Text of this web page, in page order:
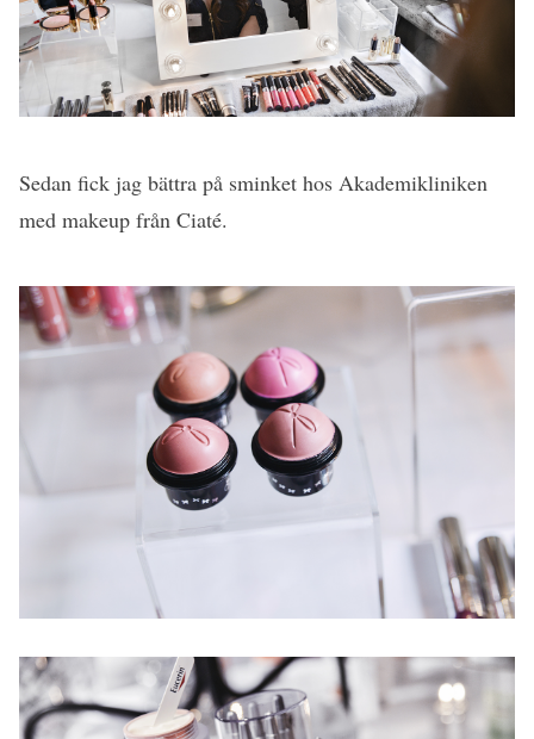
Sedan fick jag bättra på sminket hos Akademikliniken
med makeup från Ciaté.